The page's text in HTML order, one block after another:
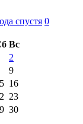
спустя 0
Вс
2
9
16
23
30